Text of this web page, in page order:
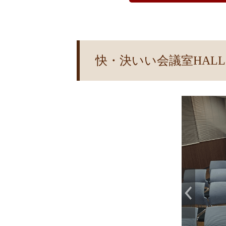
快・決いい会議室